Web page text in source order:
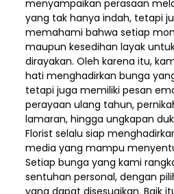
menyampaikan perasaan
yang tak hanya indah, tetapi
memahami bahwa setiap
maupun kesedihan layak
dirayakan. Oleh karena itu,
hati menghadirkan bunga
tetapi juga memiliki pesan
perayaan ulang tahun,
lamaran, hingga ungkapan
Florist selalu siap
media yang mampu
Setiap bunga yang kami
sentuhan personal, dengan